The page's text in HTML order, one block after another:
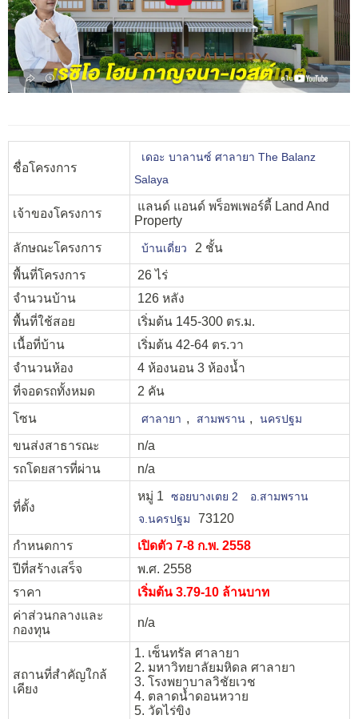
ชื่อโครงการ
เดอะ บาลานซ์ ศาลายา The Balanz
Salaya
เจ้าของโครงการ
แลนด์ แอนด์ พร็อพเพอร์ตี้ Land And
Property
ลักษณะโครงการ
บ้านเดี่ยว
2 ชั้น
พื้นที่โครงการ
26 ไร่
จำนวนบ้าน
126 หลัง
พื้นที่ใช้สอย
เริ่มต้น 145-300 ตร.ม.
เนื้อที่บ้าน
เริ่มต้น 42-64 ตร.วา
จำนวนห้อง
4 ห้องนอน 3 ห้องน้ำ
ที่จอดรถทั้งหมด
2 คัน
โซน
ศาลายา , สามพราน , นครปฐม
ขนส่งสาธารณะ
n/a
รถโดยสารที่ผ่าน
n/a
ที่ตั้ง
หมู่ 1 ซอยบางเตย 2
อ.สามพราน
จ.นครปฐม
73120
กำหนดการ
เปิดตัว 7-8 ก.พ. 2558
ปีที่สร้างเสร็จ
พ.ศ. 2558
ราคา
เริ่มต้น 3.79-10 ล้านบาท
ค่าส่วนกลางและ
กองทุน
n/a
สถานที่สำคัญใกล้
เคียง
1. เซ็นทรัล ศาลายา
2. มหาวิทยาลัยมหิดล ศาลายา
3. โรงพยาบาลวิชัยเวช
4. ตลาดน้ำดอนหวาย
5. วัดไร่ขิง